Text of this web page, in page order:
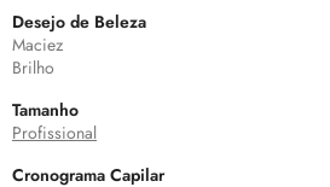
Desejo de Beleza
Maciez
Brilho
Tamanho
Profissional
Cronograma Capilar